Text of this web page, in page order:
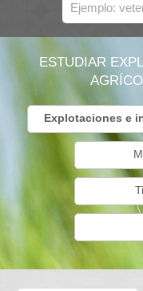
ESTUDIAR
Explotaciones e